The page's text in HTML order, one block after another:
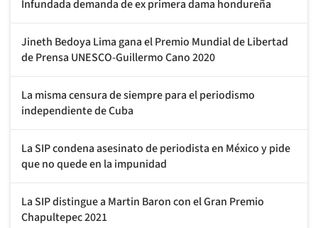
Infundada demanda de ex primera dama hondureña
Jineth Bedoya Lima gana el Premio Mundial de Libertad
de Prensa UNESCO-Guillermo Cano 2020
La misma censura de siempre para el periodismo
independiente de Cuba
La SIP condena asesinato de periodista en México y pide
que no quede en la impunidad
La SIP distingue a Martin Baron con el Gran Premio
Chapultepec 2021